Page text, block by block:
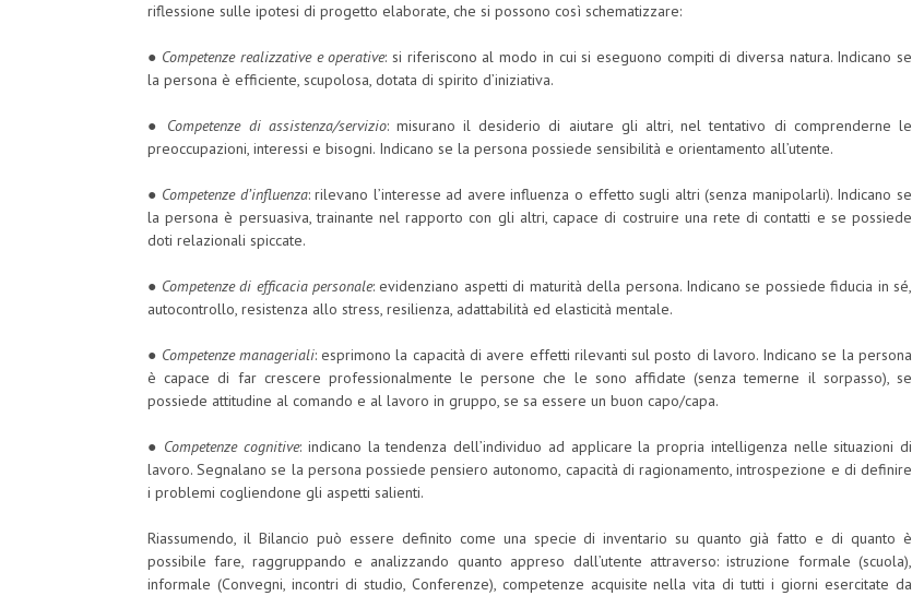
riflessione sulle ipotesi di progetto elaborate, che si possono così schematizzare:
● Competenze realizzative e operative: si riferiscono al modo in cui si eseguono compiti di diversa natura. Indicano se
la persona è efficiente, scupolosa, dotata di spirito d’iniziativa.
● Competenze di assistenza/servizio: misurano il desiderio di aiutare gli altri, nel tentativo di comprenderne le
preoccupazioni, interessi e bisogni. Indicano se la persona possiede sensibilità e orientamento all’utente.
● Competenze d’influenza: rilevano l’interesse ad avere influenza o effetto sugli altri (senza manipolarli). Indicano se
la persona è persuasiva, trainante nel rapporto con gli altri, capace di costruire una rete di contatti e se possiede
doti relazionali spiccate.
● Competenze di efficacia personale: evidenziano aspetti di maturità della persona. Indicano se possiede fiducia in sé,
autocontrollo, resistenza allo stress, resilienza, adattabilità ed elasticità mentale.
● Competenze manageriali: esprimono la capacità di avere effetti rilevanti sul posto di lavoro. Indicano se la persona
è capace di far crescere professionalmente le persone che le sono affidate (senza temerne il sorpasso), se
possiede attitudine al comando e al lavoro in gruppo, se sa essere un buon capo/capa.
● Competenze cognitive: indicano la tendenza dell’individuo ad applicare la propria intelligenza nelle situazioni di
lavoro. Segnalano se la persona possiede pensiero autonomo, capacità di ragionamento, introspezione e di definire
i problemi cogliendone gli aspetti salienti.
Riassumendo, il Bilancio può essere definito come una specie di inventario su quanto già fatto e di quanto è
possibile fare, raggruppando e analizzando quanto appreso dall’utente attraverso: istruzione formale (scuola),
informale (Convegni, incontri di studio, Conferenze), competenze acquisite nella vita di tutti i giorni esercitate da